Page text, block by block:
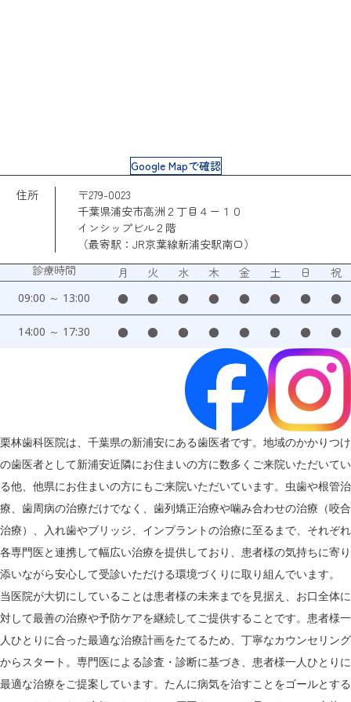
Google Mapで確認
住所
〒279-0023
千葉県浦安市高洲２丁目４ー１０
インシップビル２階
（最寄駅：JR京葉線新浦安駅南口）
診療時間
月 火 水 木 金 土 日 祝
09:00 ～ 13:00 ● ● ● ● ● ● ● ●
14:00 ～ 17:30 ● ● ● ● ● ● ● ●
栗林歯科医院は、千葉県の新浦安にある歯医者です。地域のかかりつけ
の歯医者として新浦安近隣にお住まいの方に数多くご来院いただいてい
る他、他県にお住まいの方にもご来院いただいています。虫歯や根管治
療、歯周病の治療だけでなく、歯列矯正治療や噛み合わせの治療（咬合
治療）、入れ歯やブリッジ、インプラントの治療に至るまで、それぞれ
各専門医と連携して幅広い治療を提供しており、患者様の気持ちに寄り
添いながら安心して受診いただける環境づくりに取り組んでいます。
当医院が大切にしていることは患者様の未来までを見据え、お口全体に
対して最善の治療や予防ケアを継続してご提供することです。患者様一
人ひとりに合った最適な治療計画をたてるため、丁寧なカウンセリング
からスタート。専門医による診査・診断に基づき、患者様一人ひとりに
最適な治療をご提案しています。たんに病気を治すことをゴールとする